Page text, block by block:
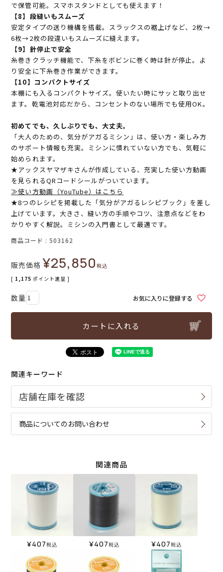
で保管可能。スマホスタンドとしても使えます！
【8】段縫いもスムーズ
安定タイプの送り機構を搭載。スラックスの裾上げなど、2枚→
6枚→2枚の段違いもスムーズに縫えます。
【9】針停止で安全
糸巻きクラッチ機能で、下糸をボビンに巻く時は針が停止。よ
り安全に下糸巻き作業ができます。
【10】コンパクトサイズ
本棚にも入るコンパクトサイズ。使いたい時にサッと取り出せ
ます。乾電池対応だから、コンセントのない場所でも使用OK。
初めてでも、久しぶりでも、大丈夫。
「大人のための、気分がアガるミシン」は、使い方・楽しみ方
のサポート情報も充実。ミシンに慣れていない方でも、気軽に
始められます。
★アックスヤマザキさんが作成している、充実した使い方動画
を見られるQRコードシールがついています。
≫使い方動画（YouTube）はこちら
★8つのレシピを掲載した「気分がアガるレシピブック」を差し
上げています。大きさ、縫い方の手順やコツ、注意点などをわ
かりやすく解説。ミシンの入門書として最適です。
商品コード 503162
販売価格 ¥25,850税込
[ 1,175 ポイント進呈 ]
お気に入りに登録する
カートに入れる
関連キーワード
商品についてのお問い合わせ
関連商品
¥407税込 ¥407税込 ¥407税込